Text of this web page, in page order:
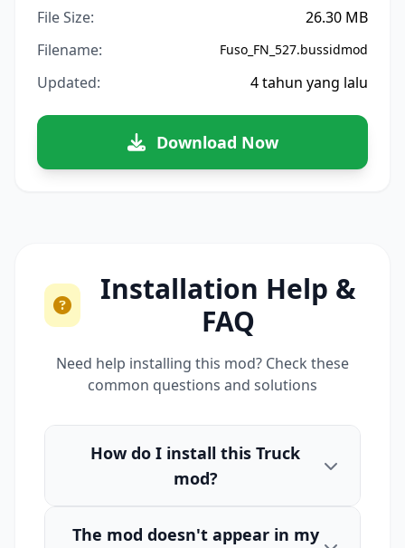
File Size:
26.30 MB
Filename:
Fuso_FN_527.bussidmod
Updated: 4 tahun yang lalu
Download Now
Installation Help &
FAQ
Need help installing this mod? Check these
common questions and solutions
How do I install this Truck
mod?
The mod doesn't appear in my